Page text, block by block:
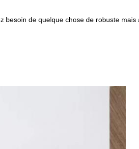
besoin de quelque chose de robuste